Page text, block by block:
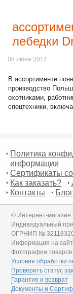
лебедки
08 июня 2014
В ассортименте
производство
охотниками,
спецтехники,
Политика
информации
Сертификаты
Как заказать?
Контакты
Блог
© Интернет-
Индивидуальный
ОГРНИП №
Информация на
Фотографии товаров
Условия обработки
Проверить статус
Гарантия и возврат
Документы и